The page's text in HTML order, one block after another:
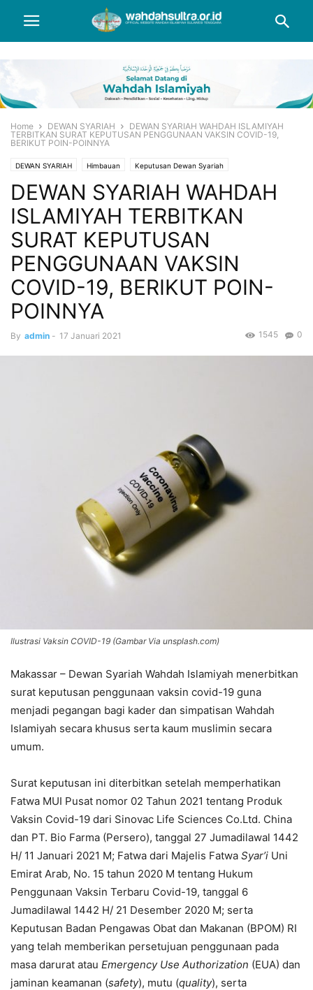
Home DEWAN SYARIAH
DEWAN SYARIAH WAHDAH ISLAMIYAH
TERBITKAN SURAT KEPUTUSAN PENGGUNAAN VAKSIN COVID-19,
BERIKUT POIN-POINNYA
DEWAN SYARIAH Himbauan Keputusan Dewan Syariah
DEWAN SYARIAH WAHDAH
ISLAMIYAH TERBITKAN
SURAT KEPUTUSAN
PENGGUNAAN VAKSIN
COVID-19, BERIKUT POIN-
POINNYA
By admin - 17 Januari 2021 0
1545
Ilustrasi Vaksin COVID-19 (Gambar Via unsplash.com)
Makassar – Dewan Syariah Wahdah Islamiyah menerbitkan
surat keputusan penggunaan vaksin covid-19 guna
menjadi pegangan bagi kader dan simpatisan Wahdah
Islamiyah secara khusus serta kaum muslimin secara
umum.
Surat keputusan ini diterbitkan setelah memperhatikan
Fatwa MUI Pusat nomor 02 Tahun 2021 tentang Produk
Vaksin Covid-19 dari Sinovac Life Sciences Co.Ltd. China
dan PT. Bio Farma (Persero), tanggal 27 Jumadilawal 1442
H/ 11 Januari 2021 M; Fatwa dari Majelis Fatwa Syar’i Uni
Emirat Arab, No. 15 tahun 2020 M tentang Hukum
Penggunaan Vaksin Terbaru Covid-19, tanggal 6
Jumadilawal 1442 H/ 21 Desember 2020 M; serta
Keputusan Badan Pengawas Obat dan Makanan (BPOM) RI
yang telah memberikan persetujuan penggunaan pada
masa darurat atau Emergency Use Authorization (EUA) dan
jaminan keamanan (safety), mutu (quality), serta